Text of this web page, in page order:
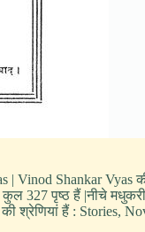
Vinod Shankar Vyas
327 पृष्ठ हैं |नीचे मधुकरी
श्रेणियां हैं : Stories,